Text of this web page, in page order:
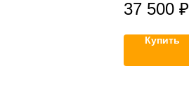
37 500 ₽
Купить